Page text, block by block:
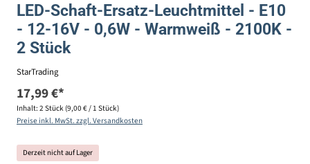
LED-Schaft-Ersatz-Leuchtmittel - E10
- 12-16V - 0,6W - Warmweiß - 2100K -
2 Stück
StarTrading
17,99 €*
Inhalt: 2 Stück (9,00 € / 1 Stück)
Preise inkl. MwSt. zzgl. Versandkosten
Derzeit nicht auf Lager